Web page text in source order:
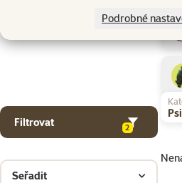
Podrobné
Filtrovat 2
Seřadit